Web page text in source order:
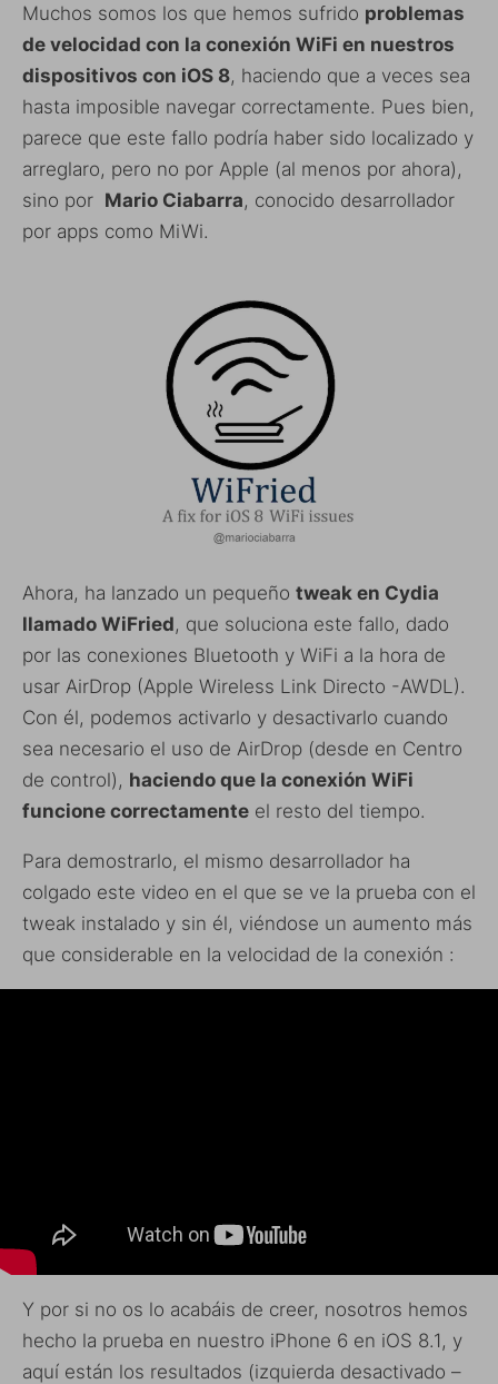
Muchos somos los que hemos sufrido problemas
de velocidad con la conexión WiFi en nuestros
dispositivos con iOS 8, haciendo que a veces sea
hasta imposible navegar correctamente. Pues bien,
parece que este fallo podría haber sido localizado y
arreglaro, pero no por Apple (al menos por ahora),
sino por Mario Ciabarra, conocido desarrollador
por apps como MiWi.
Ahora, ha lanzado un pequeño tweak en Cydia
llamado WiFried, que soluciona este fallo, dado
por las conexiones Bluetooth y WiFi a la hora de
usar AirDrop (Apple Wireless Link Directo -AWDL).
Con él, podemos activarlo y desactivarlo cuando
sea necesario el uso de AirDrop (desde en Centro
de control), haciendo que la conexión WiFi
funcione correctamente el resto del tiempo.
Para demostrarlo, el mismo desarrollador ha
colgado este video en el que se ve la prueba con el
tweak instalado y sin él, viéndose un aumento más
que considerable en la velocidad de la conexión :
Y por si no os lo acabáis de creer, nosotros hemos
hecho la prueba en nuestro iPhone 6 en iOS 8.1, y
aquí están los resultados (izquierda desactivado –